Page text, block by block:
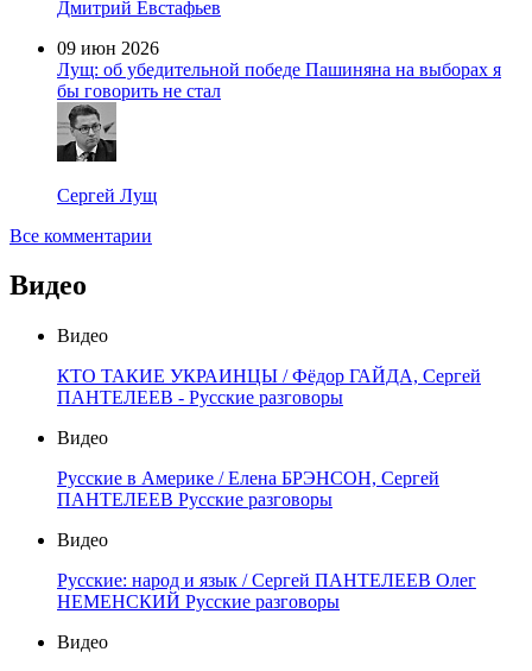
Дмитрий Евстафьев
09 июн 2026
Лущ: об убедительной победе Пашиняна на выборах я
бы говорить не стал
Сергей Лущ
Все комментарии
Видео
Видео
КТО ТАКИЕ УКРАИНЦЫ / Фёдор ГАЙДА, Сергей
ПАНТЕЛЕЕВ - Русские разговоры
Видео
Русские в Америке / Елена БРЭНСОН, Сергей
ПАНТЕЛЕЕВ Русские разговоры
Видео
Русские: народ и язык / Сергей ПАНТЕЛЕЕВ Олег
НЕМЕНСКИЙ Русские разговоры
Видео